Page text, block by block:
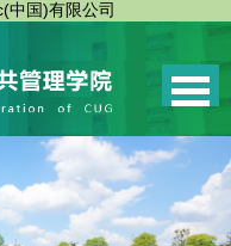
中国)有限公司